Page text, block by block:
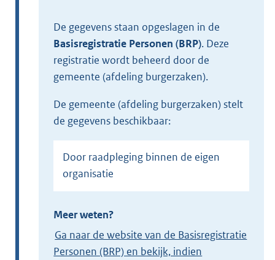
De gegevens staan opgeslagen in de
Basisregistratie Personen (BRP). Deze
registratie wordt beheerd door de
gemeente (afdeling burgerzaken).
de gemeente (afdeling burgerzaken) stelt
de gegevens beschikbaar:
Door raadpleging binnen de eigen
organisatie
Meer weten?
Ga naar de website van de Basisregistratie
Personen (BRP) en bekijk, indien